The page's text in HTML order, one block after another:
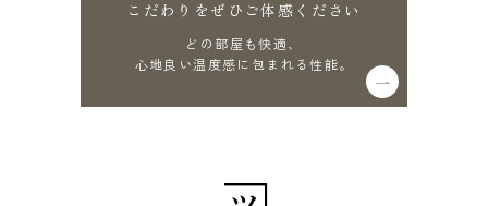
こだわりをぜひご体感ください
どの部屋も快適、
心地良い温度感に包まれる性能。